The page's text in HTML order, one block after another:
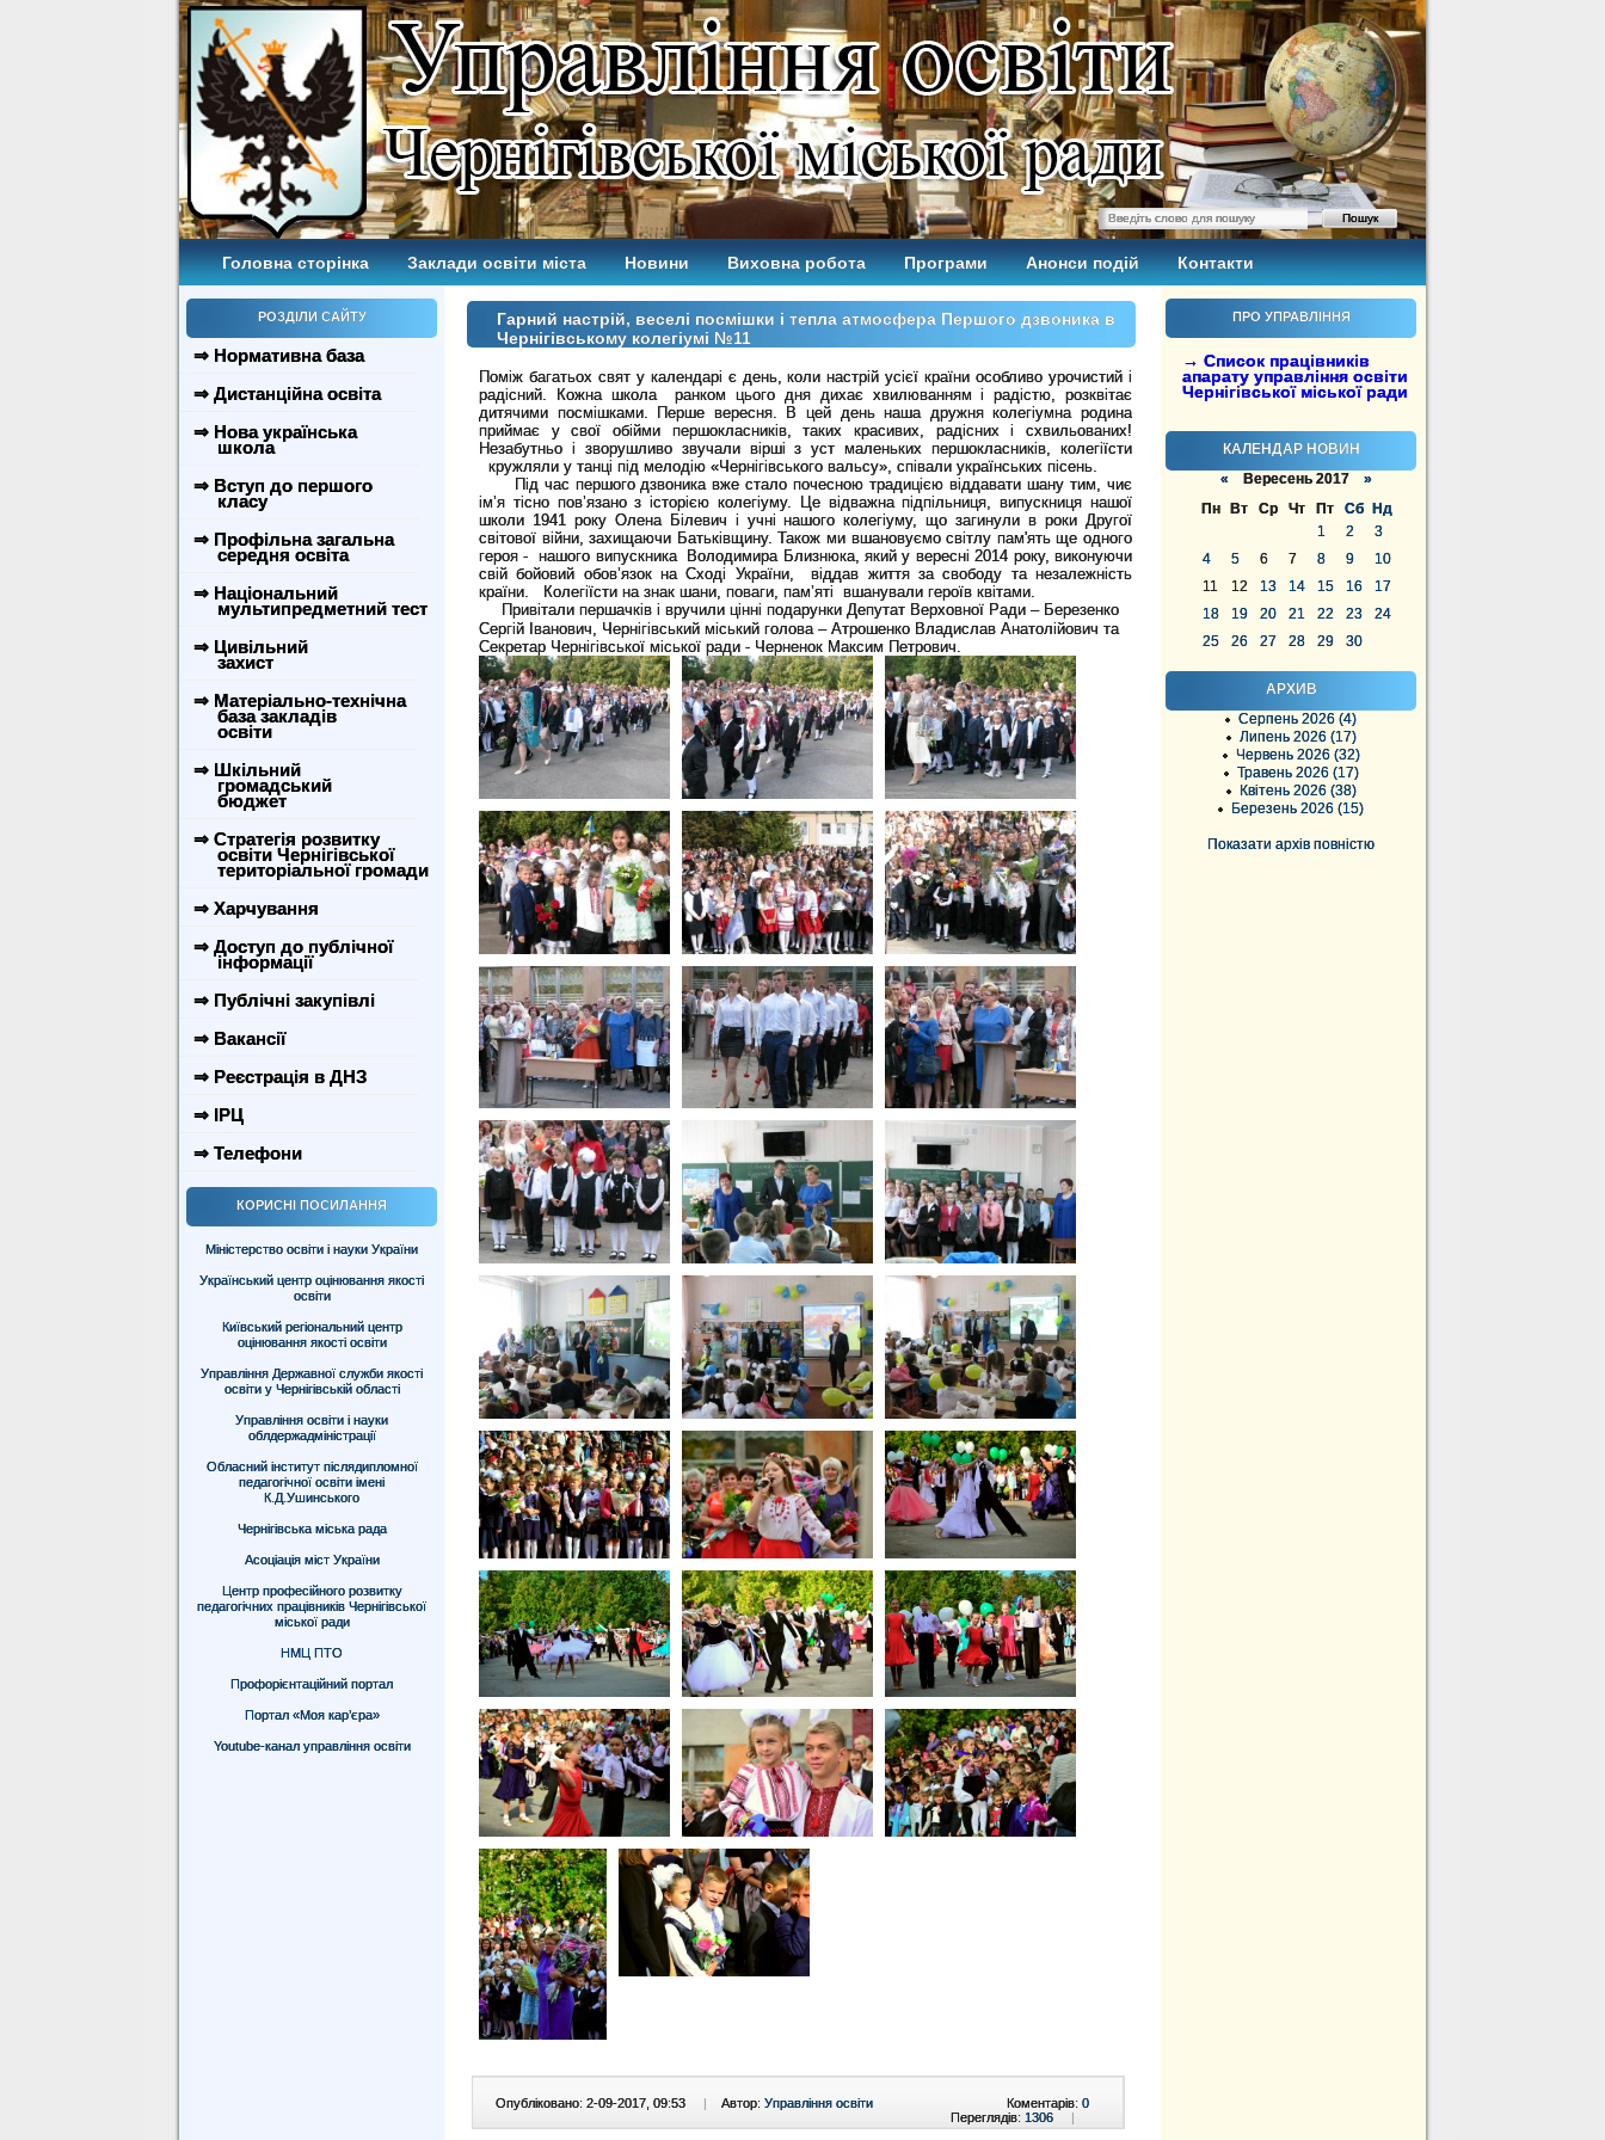
Головна сторінка Заклади освіти міста Новини Виховна робота Програми Анонси подій Контакти
РОЗДІЛИ САЙТУ
⇒ Нормативна база
⇒ Дистанційна освіта
⇒ Нова українська
школа
⇒ Вступ до першого
класу
⇒ Профільна загальна
середня освіта
⇒ Національний
мультипредметний тест
⇒ Цивільний
захист
⇒ Матеріально-технічна
база закладів
освіти
⇒ Шкільний
громадський
бюджет
⇒ Стратегія розвитку
освіти Чернігівської
територіальної громади
⇒ Харчування
⇒ Доступ до публічної
інформації
⇒ Публічні закупівлі
⇒ Вакансії
⇒ Реєстрація в ДНЗ
⇒ ІРЦ
⇒ Телефони
КОРИСНІ ПОСИЛАННЯ
Міністерство освіти і науки України
Український центр оцінювання якості
освіти
Київський регіональний центр
оцінювання якості освіти
Управління Державної служби якості
освіти у Чернігівській області
Управління освіти і науки
облдержадміністрації
Обласний інститут післядипломної
педагогічної освіти імені
К.Д.Ушинського
Чернігівська міська рада
Асоціація міст України
Центр професійного розвитку
педагогічних працівників Чернігівської
міської ради
НМЦ ПТО
Профорієнтаційний портал
Портал «Моя кар’єра»
Youtube-канал управління освіти
ПРО УПРАВЛІННЯ
→ Список працівників
апарату управління освіти
Чернігівської міської ради
КАЛЕНДАР НОВИН
« Вересень 2017 »
Пн
Вт Ср Чт Пт Сб
Нд
1
2
3
4
5 6 7 8 9
10
11
12 13 14 15 16
17
18
19 20 21 22 23
24
25
26 27 28 29 30
АРХИВ
Серпень 2026 (4)
Липень 2026 (17)
Червень 2026 (32)
Травень 2026 (17)
Квітень 2026 (38)
Березень 2026 (15)
Показати архів повністю
Гарний настрій, веселі посмішки і тепла атмосфера Першого дзвоника в
Чернігівському колегіумі №11
Поміж багатьох свят у календарі є день, коли настрій усієї країни особливо урочистий і
радісний. Кожна школа ранком цього дня дихає хвилюванням і радістю, розквітає
дитячими посмішками. Перше вересня. В цей день наша дружня колегіумна родина
приймає у свої обійми першокласників, таких красивих, радісних і схвильованих!
Незабутньо і зворушливо звучали вірші з уст маленьких першокласників, колегіїсти
кружляли у танці під мелодію «Чернігівського вальсу», співали українських пісень.
Під час першого дзвоника вже стало почесною традицією віддавати шану тим, чиє
ім’я тісно пов’язано з історією колегіуму. Це відважна підпільниця, випускниця нашої
школи 1941 року Олена Білевич і учні нашого колегіуму, що загинули в роки Другої
світової війни, захищаючи Батьківщину. Також ми вшановуємо світлу пам'ять ще одного
героя - нашого випускника Володимира Близнюка, який у вересні 2014 року, виконуючи
свій бойовий обов’язок на Сході України, віддав життя за свободу та незалежність
країни. Колегіїсти на знак шани, поваги, пам’яті вшанували героїв квітами.
Привітали першачків і вручили цінні подарунки Депутат Верховної Ради – Березенко
Сергій Іванович, Чернігівський міський голова – Атрошенко Владислав Анатолійович та
Секретар Чернігівської міської ради - Черненок Максим Петрович.
Опубліковано: 2-09-2017, 09:53 | Автор: Управління освіти Коментарів: 0
Переглядів: 1306 |